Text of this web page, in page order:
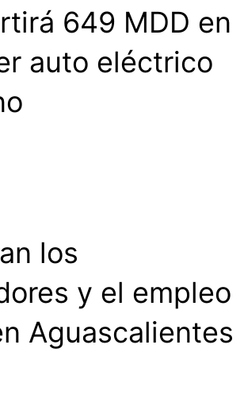
649 MDD en
auto eléctrico
los
y el empleo
Aguascalientes